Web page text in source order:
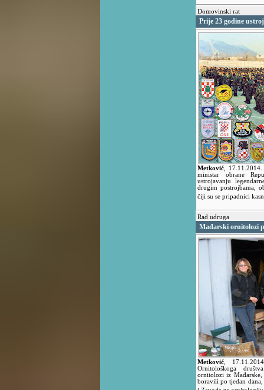
Domovinski rat
Prije 23 godine
Metković
ministar obrane
ustrojavanju
drugim postrojbama,
čiji su se pripadnici
Rad udruga
Mađarski ornitolozi
Metković
Ornitološkoga
ornitolozi iz
boravili po tjedan